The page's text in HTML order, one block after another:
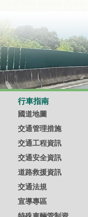
行車指南
國道地圖
交通管理措施
交通工程資訊
交通安全資訊
道路救援資訊
交通法規
宣導專區